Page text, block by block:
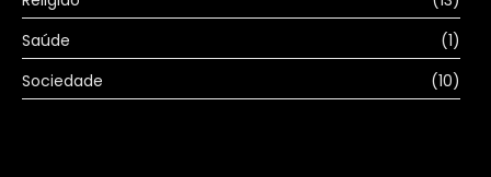
Saúde
(1)
Sociedade
(10)